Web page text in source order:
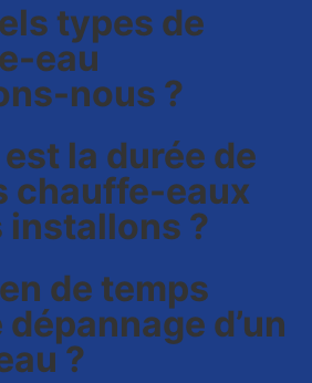
types de
eau
nous ?​
la durée de
chauffe-eaux
installons ?
de temps
d’un
?